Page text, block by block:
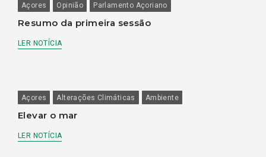
Açores Opinião Parlamento Açoriano
Resumo da primeira sessão
LER NOTÍCIA
Açores Alterações Climáticas Ambiente
Elevar o mar
LER NOTÍCIA